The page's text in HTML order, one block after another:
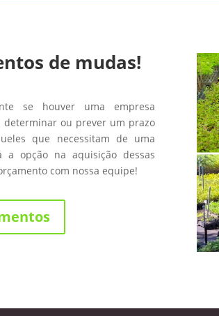
de mudas!
se houver uma empresa
determinar ou prever um prazo
que necessitam de uma
a opção na aquisição dessas
com nossa equipe!